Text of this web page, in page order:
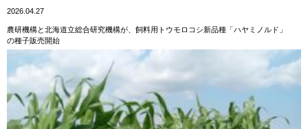
2026.04.27
農研機構と北海道立総合研究機構が、飼料用トウモロコシ新品種「ハヤミノルド」
の種子販売開始